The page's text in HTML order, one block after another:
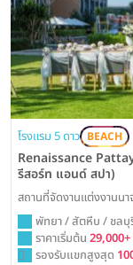
โรงแรม 5 ดาว BEACH
Renaissance
รีสอร์ท แอนด์ สปา)
สถานที่จัดงานแต่งงานน
พัทยา / สัตหีบ / ชลบุ
ราคาเริ่มต้น
รองรับแขกสูงสุด